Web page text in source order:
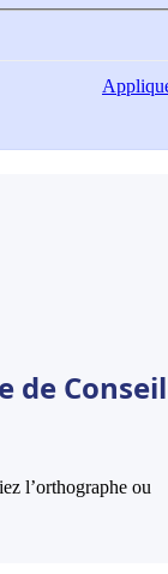
l’orthographe ou